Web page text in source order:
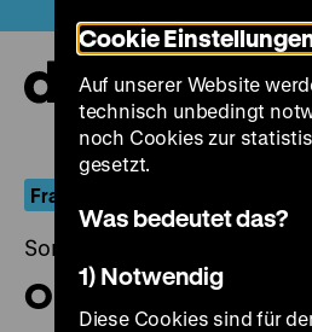
zum
Seiteninhalt
springen
Fragile Welten
Sonntag, 14. Juni 2026, 18.00
O Som da Terra a
Cookie
Auf unserer Website
technisch unbedingt
noch Cookies zur
gesetzt.
Was bedeutet das?
1) Notwendig
Diese Cookies sind für